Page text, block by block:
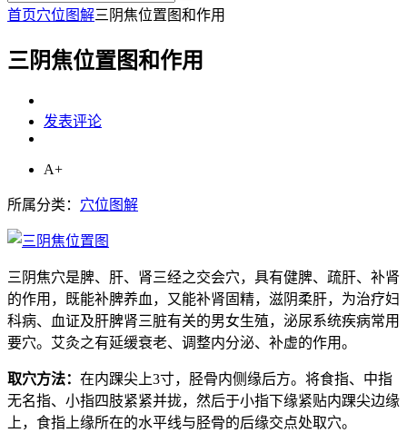
首页穴位图解三阴焦位置图和作用
三阴焦位置图和作用
发表评论
A+
所属分类： 穴位图解
三阴焦穴是脾、肝、肾三经之交会穴，具有健脾、疏肝、补肾
的作用，既能补脾养血，又能补肾固精，滋阴柔肝，为治疗妇
科病、血证及肝脾肾三脏有关的男女生殖，泌尿系统疾病常用
要穴。艾灸之有延缓衰老、调整内分泌、补虚的作用。
取穴方法： 在内踝尖上3寸，胫骨内侧缘后方。将食指、中指
无名指、小指四肢紧紧并拢，然后于小指下缘紧贴内踝尖边缘
上，食指上缘所在的水平线与胫骨的后缘交点处取穴。